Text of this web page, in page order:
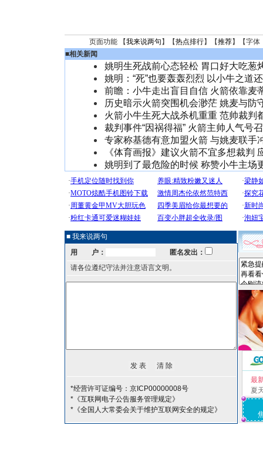
页面功能 【我来说两句 】【热点排行】【推荐】【字体
■相关新闻
姚明生死战前心态轻松 胃口好大吃葱
姚明：“死”也要轰轰烈烈 以小牛之道
前瞻：小牛走出盲目自信 火箭依靠麦
历史暗示火箭突围机会渺茫 姚麦与防
火箭小牛生死大战杀机重重 范帅裁判
裁判事件“因祸得福” 火箭主帅人气号
专家称基德有意加盟火箭 与姚麦联手
《体育画报》建议火箭不宜多想裁判
姚明到了最危险的时候 称赞小牛主场
■ 我来说两句
用 户：
匿名发出：
请各位遵纪守法并注意语言文明。
*经营许可证编号：京ICP00000008号
*《互联网电子公告服务管理规定》
*《全国人大常委会关于维护互联网安全的规定》
最
夏